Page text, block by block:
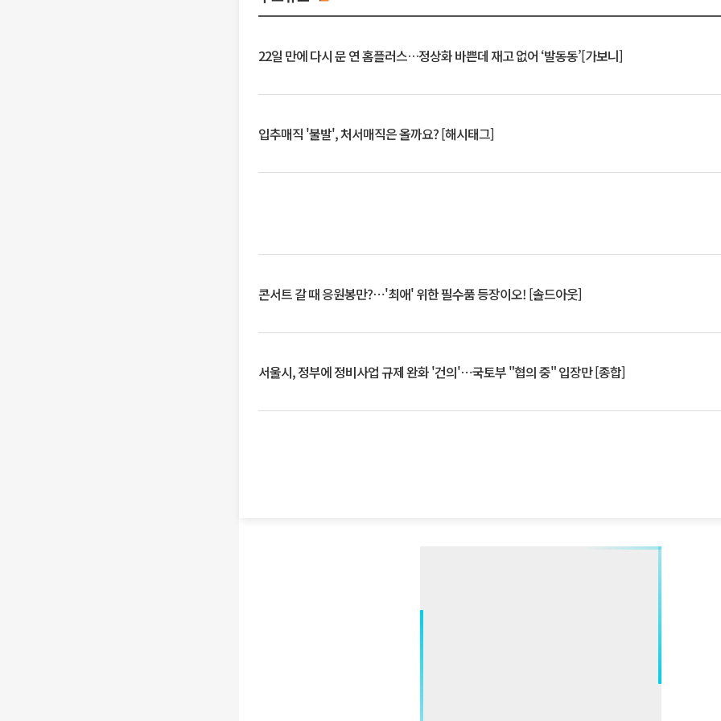
22일 만에 다시 문 연 홈플러스…정상화 바쁜데 재고 없어 ‘발동동’[가보니]
입추매직 '불발', 처서매직은 올까요? [해시태그]
콘서트 갈 때 응원봉만?⋯'최애' 위한 필수품 등장이오! [솔드아웃]
서울시, 정부에 정비사업 규제 완화 '건의'⋯국토부 "협의 중" 입장만 [종합]